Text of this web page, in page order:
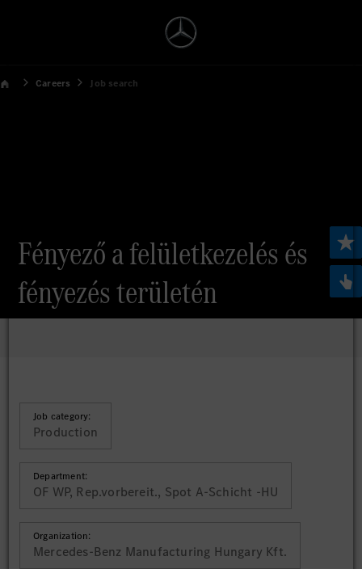
Careers Job search
Fényező a felületkezelés és
fényezés területén
Job category:
Production
Department:
OF WP, Rep.vorbereit., Spot A-Schicht -HU
Organization:
Mercedes-Benz Manufacturing Hungary Kft.